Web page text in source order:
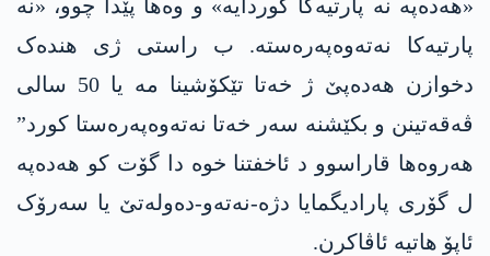
«هه‌ده‌په‌ نە پارتیەکا کوردایە» و وه‌ها پێدا چوو، «نە
پارتیەکا نەتەوەپەرەستە. ب راستی ژی هندەک
دخوازن هه‌ده‌پێ ژ خەتا تێکۆشینا مە یا 50 سالی
ڤه‌قه‌تینن و بکێشنه‌ سەر خەتا نەتەوەپەرەستا کورد”
هەروه‌ها قاراسوو د ئاخفتنا خوە دا گۆت کو هه‌ده‌په‌
ل گۆری پارادیگمایا دژه‌-نەتەو-دەولەتێ یا سەرۆک
ئاپۆ هاتیە ئاڤاکرن.